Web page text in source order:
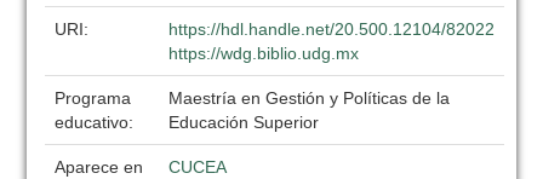
URI:
https://hdl.handle.net/20.500.12104/82022
https://wdg.biblio.udg.mx
Programa
educativo:
Maestría en Gestión y Políticas de la
Educación Superior
Aparece en
CUCEA